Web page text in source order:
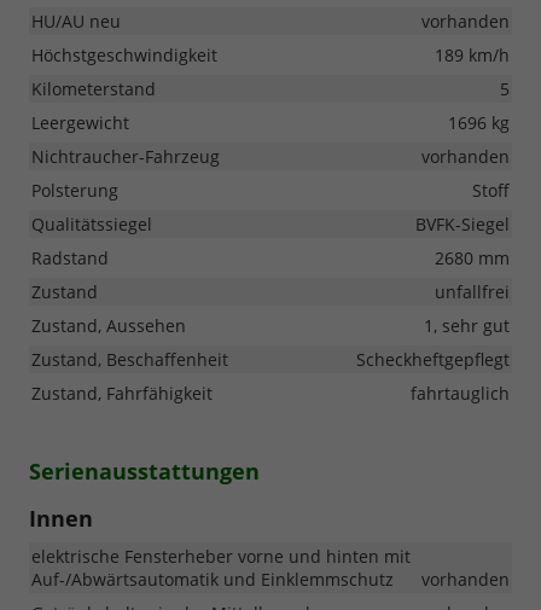
HU/AU neu
vorhanden
Höchstgeschwindigkeit
189 km/h
Kilometerstand
5
Leergewicht
1696 kg
Nichtraucher-Fahrzeug
vorhanden
Polsterung
Stoff
Qualitätssiegel
BVFK-Siegel
Radstand
2680 mm
Zustand
unfallfrei
Zustand, Aussehen
1, sehr gut
Zustand, Beschaffenheit
Scheckheftgepflegt
Zustand, Fahrfähigkeit
fahrtauglich
Serienausstattungen
Innen
elektrische Fensterheber vorne und hinten mit
Auf-/Abwärtsautomatik und Einklemmschutz
vorhanden